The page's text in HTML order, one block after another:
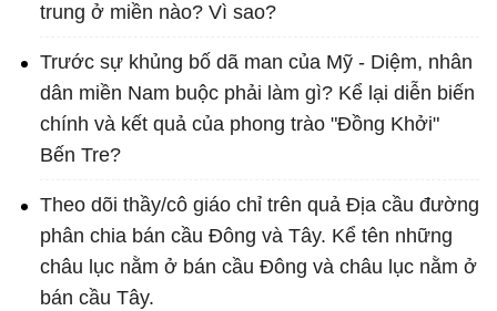
trung ở miền nào? Vì sao?
Trước sự khủng bố dã man của Mỹ - Diệm, nhân
dân miền Nam buộc phải làm gì? Kể lại diễn biến
chính và kết quả của phong trào "Đồng Khởi"
Bến Tre?
Theo dõi thầy/cô giáo chỉ trên quả Địa cầu đường
phân chia bán cầu Đông và Tây. Kể tên những
châu lục nằm ở bán cầu Đông và châu lục nằm ở
bán cầu Tây.